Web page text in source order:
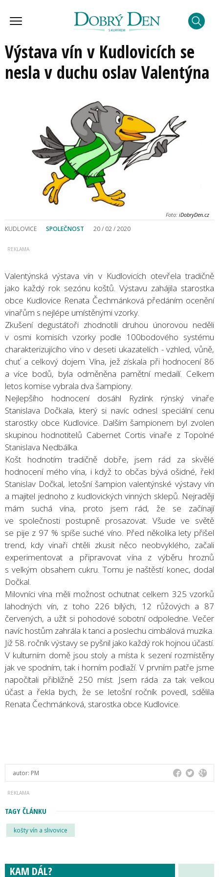
Výstava vín v Kudlovicích se
nesla v duchu oslav Valentýna
Foto: iDobryDen.cz
KUDLOVICE SPOLEČNOST 20 / 02 / 2020
Valentýnská výstava vín v Kudlovicích otevřela tradičně
jako každý rok sezónu koštů. Výstavu zahájila starostka
obce Kudlovice Renata Čechmánková předáním ocenění
vinařům s nejlépe umístěnými vzorky.
Zkušení degustátoři zhodnotili druhou únorovou neděli
v osmi komisích vzorky podle 100bodového systému
charakterizujícího víno v deseti ukazatelích - vzhled, vůně,
chuť a celkový dojem. Vína, jež získala při hodnocení 86
a více bodů, byla odměněna pamětní medailí. Celkem
letos komise vybrala dva šampiony.
Nejlepšího hodnocení dosáhl Ryzlink rýnský vinaře
Stanislava Dočkala, který si navíc odnesl speciální cenu
starostky obce Kudlovice. Dalším šampionem byl zvolen
skupinou hodnotitelů Cabernet Cortis vinaře z Topolné
Stanislava Nedbálka.
Košt hodnotím tradičně dobře, jsem rád za skvělé
hodnocení mého vína, i když to občas bývá ošidné, řekl
Stanislav Dočkal, letošní šampion valentýnské výstavy vín
a majitel jednoho z kudlovických vinných sklepů. Nejraději
mám suchá vína, proto jsem rád, že se začínají
ve společnosti postupně prosazovat. Všude ve světě
se pije z 97 % spíše suché víno. Před několika lety přišel
trend, kdy vinaři chtěli zkusit něco neobvyklého, začali
experimentovat a připravovat vína z výběru hroznů
s velkým obsahem cukru. Tomu je naštěstí konec, dodal
Dočkal.
Milovníci vína měli možnost ochutnat celkem 325 vzorků
lahodných vín, z toho 226 bílých, 12 růžových a 87
červených, a užít si pohodové sobotní odpoledne. Večer
navíc hostům zahrála k tanci a poslechu cimbálová muzika.
Již 58. ročník výstavy se pyšnil jako každý rok hojnou účastí.
V kulturním domě jsou stoly a místa k sezení rozmístěny
jak ve spodním, tak i horním podlaží. V prvním patře jsme
napočítali přibližně 250 míst. Jsem ráda za tak velkou
účast a řekla bych, že se letošní ročník povedl, sdělila
Renata Čechmánková, starostka obce Kudlovice.
autor: PM
TAGY ČLÁNKU
košty vín a slivovice
KAM DÁL?